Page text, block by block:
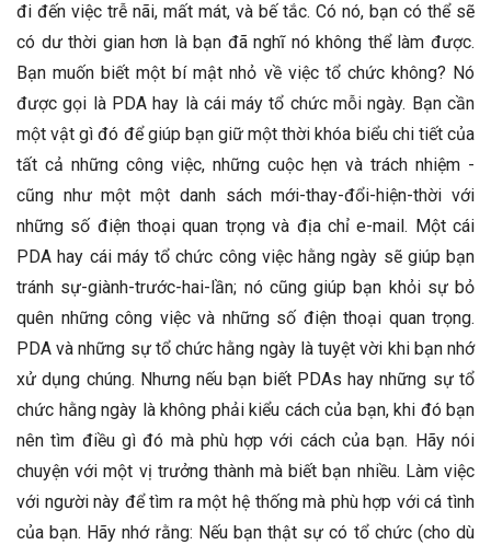
đi đến việc trễ nãi, mất mát, và bế tắc. Có nó, bạn có thể sẽ
có dư thời gian hơn là bạn đã nghĩ nó không thể làm được.
Bạn muốn biết một bí mật nhỏ về việc tổ chức không? Nó
được gọi là PDA hay là cái máy tổ chức mỗi ngày. Bạn cần
một vật gì đó để giúp bạn giữ một thời khóa biểu chi tiết của
tất cả những công việc, những cuộc hẹn và trách nhiệm -
cũng như một một danh sách mới-thay-đổi-hiện-thời với
những số điện thoại quan trọng và địa chỉ e-mail. Một cái
PDA hay cái máy tổ chức công việc hằng ngày sẽ giúp bạn
tránh sự-giành-trước-hai-lần; nó cũng giúp bạn khỏi sự bỏ
quên những công việc và những số điện thoại quan trọng.
PDA và những sự tổ chức hằng ngày là tuyệt vời khi bạn nhớ
xử dụng chúng. Nhưng nếu bạn biết PDAs hay những sự tổ
chức hằng ngày là không phải kiểu cách của bạn, khi đó bạn
nên tìm điều gì đó mà phù hợp với cách của bạn. Hãy nói
chuyện với một vị trưởng thành mà biết bạn nhiều. Làm việc
với người này để tìm ra một hệ thống mà phù hợp với cá tình
của bạn. Hãy nhớ rằng: Nếu bạn thật sự có tổ chức (cho dù